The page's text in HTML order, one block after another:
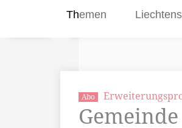
Themen
Abo